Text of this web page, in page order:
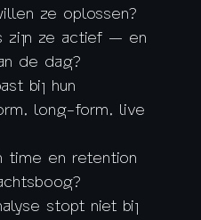
ze oplossen?
zijn ze actief — en
de dag?
bij hun
long-form, live
time en retention
stopt niet bij